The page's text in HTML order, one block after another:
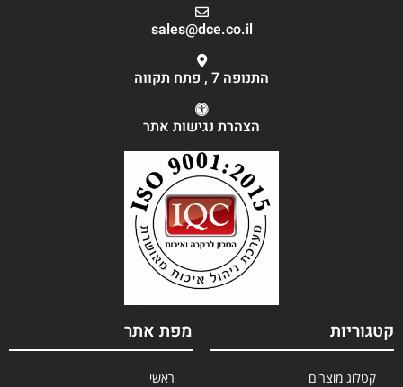
sales@dce.co.il
התנופה 7 , פתח תקווה
הצהרת נגישות אתר
קטגוריות
קטלוג מוצרים
מפת אתר
ראשי